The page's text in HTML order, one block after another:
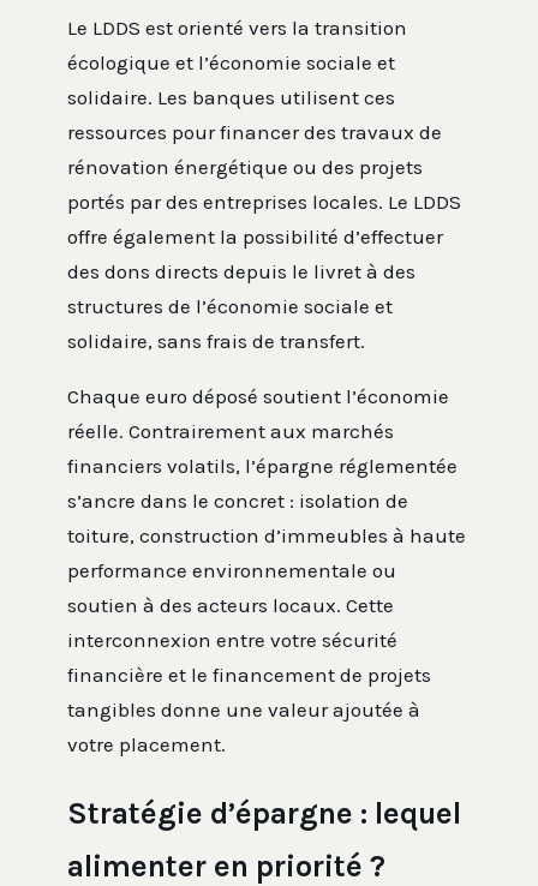
Le LDDS est orienté vers la transition
écologique et l’économie sociale et
solidaire. Les banques utilisent ces
ressources pour financer des travaux de
rénovation énergétique ou des projets
portés par des entreprises locales. Le LDDS
offre également la possibilité d’effectuer
des dons directs depuis le livret à des
structures de l’économie sociale et
solidaire, sans frais de transfert.
Chaque euro déposé soutient l’économie
réelle. Contrairement aux marchés
financiers volatils, l’épargne réglementée
s’ancre dans le concret : isolation de
toiture, construction d’immeubles à haute
performance environnementale ou
soutien à des acteurs locaux. Cette
interconnexion entre votre sécurité
financière et le financement de projets
tangibles donne une valeur ajoutée à
votre placement.
Stratégie d’épargne : lequel
alimenter en priorité ?